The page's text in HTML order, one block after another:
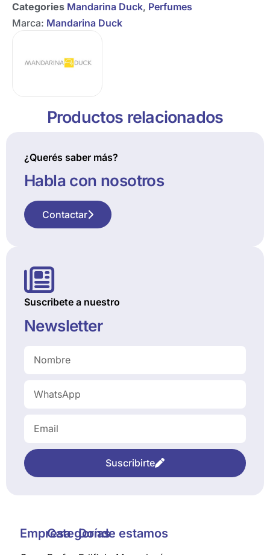
Categories Mandarina Duck, Perfumes
Marca: Mandarina Duck
Productos relacionados
¿Querés saber más?
Habla con nosotros
Contactar
Suscribete a nuestro
Newsletter
Suscribirte
EmpresaCategoríasDonde estamos